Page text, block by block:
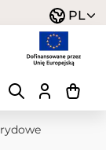
PL